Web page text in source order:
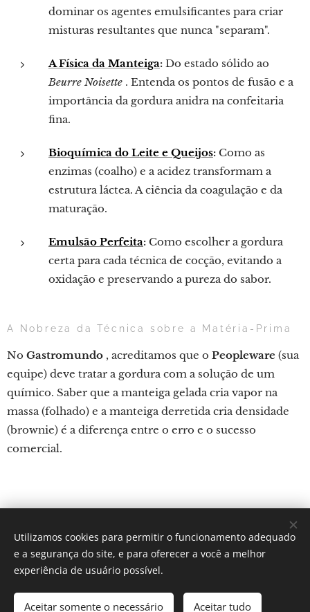
dominar os agentes emulsificantes para criar
misturas resultantes que nunca "separam".
A Física da Manteiga: Do estado sólido ao
Beurre Noisette . Entenda os pontos de fusão e a
importância da gordura anidra na confeitaria
fina.
Bioquímica do Leite e Queijos: Como as
enzimas (coalho) e a acidez transformam a
estrutura láctea. A ciência da coagulação e da
maturação.
Emulsão Perfeita: Como escolher a gordura
certa para cada técnica de cocção, evitando a
oxidação e preservando a pureza do sabor.
A Nobreza da Técnica sobre a Matéria-Prima
No Gastromundo , acreditamos que o Peopleware (sua
equipe) deve tratar a gordura com a solução de um
químico. Saber que a manteiga gelada cria vapor na
massa (folhado) e a manteiga derretida cria densidade
(brownie) é a diferença entre o erro e o sucesso
comercial.
Por: Verônica Silveira Nicoletti
Instagram: Gastronomundo.receitas
Idiomas
Utilizamos cookies para permitir o funcionamento adequado
e a segurança do site, e para oferecer a você a melhor
experiência de usuário possível.
Aceitar somente o necessário Aceitar tudo